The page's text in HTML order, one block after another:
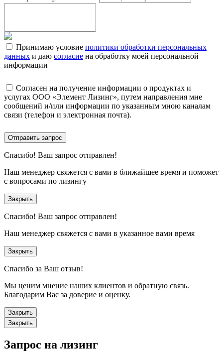
Принимаю условие политики обработки персональных
данных и даю согласие на обработку моей персональной
информации
Согласен на получение информации о продуктах и
услугах ООО «Элемент Лизинг», путем направления мне
сообщений и/или информации по указанным мною каналам
связи (телефон и электронная почта).
Отправить запрос
Спасибо! Ваш запрос отправлен!
Наш менеджер свяжется с вами в ближайшее время и поможет
с вопросами по лизингу
Закрыть
Спасибо! Ваш запрос отправлен!
Наш менеджер свяжется с вами в указанное вами время
Закрыть
Спасибо за Ваш отзыв!
Мы ценим мнение наших клиентов и обратную связь.
Благодарим Вас за доверие и оценку.
Закрыть
Закрыть
Запрос на лизинг